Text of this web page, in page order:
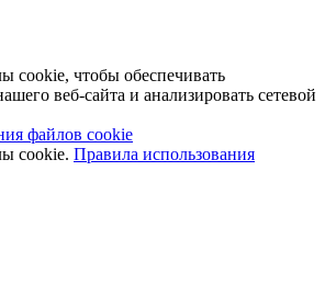
cookie, чтобы обеспечивать
веб-сайта и анализировать сетевой
файлов cookie
cookie. Правила использования